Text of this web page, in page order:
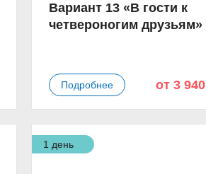
Вариант 13 «В гости к
четвероногим друзьям»
Подробнее от 3 940
1 день